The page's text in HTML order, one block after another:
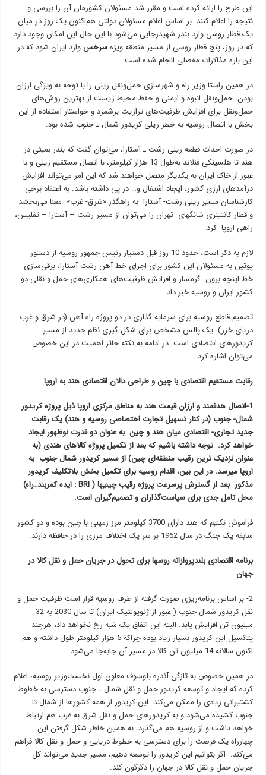
این طرح را ارائه کرده است و مقرر شد مسئولان کشورمان آن را بررسی و
نتیجه را اعلام کنند. بر اساس اعلام مسئولان دولتی هم‌اکنون یک روز در میان
یک قطار روسی وارد بندر شهیدرجایی می‌شود با این حال این امکان وجود دارد
که در روز، پنج قطار روسی از مسیر منطقه ویژهسرخس وارد ایران شود که در
این باره مذاکرات مفصلی انجام شده است.
در همین راستا وزیر راه و شهرسازی حمل‌ونقل ریلی را با توجه به ویژگی ارزان
بودن، حمل‌ونقل انبوه و ایمنی و حفظ محیط زیست از بهترین روش‌های
حمل‌ونقل برای افزایش ظرفیت‌های ترازیت برشمرد و خواستار استفاده از این
بخش با اتصال روسیه به خطر ریلی کریدور شمال ـ جنوب شده بود.
در صورت احداث قطعه ریلی رشت ـ آستارا، می‌توان گفت که بندر بمبئی در
هند تا هلسینکی فنلاند به‌طول 13 هزار کیلومتر، با اتصال مستقیم ریلی و با
عبور از خاک ایران به یکدیگر متصل خواهند شد که این امر می‌تواند افزایش
درآمدهای ارزی کشور، ایجاد اشتغال و… در پی داشته باشد. به اعتقاد برخی
کارشناسان مسیر ریلی رشت- آستارا به راهگذر «شرق- غرب» معنا می‌بخشد
و قطار کانتینری شانگهای- تهران را می‌توان از مسیر رشت – آستارا – تفلیس،
راهی اروپا کرد.
لازم به ذکر است، حدود 10 روز قبل دستیار رئیس جمهور روسیه از دستور
پوتین به مسئولان این کشور برای اجرای خط آهن رشت-آستارا، برقی‌سازی
خط اینچه برون- گرمسار و افزایش ظرفیت‌های همکاری‌های حمل و نقلی دو
کشور ایران و روسیه خبر داد.
تصمیم قاطع روسیه برای سرمایه گذاری در دو پروژه راه آهن (در شرق و غرب
دریای خزر) یک پالس مشخص برای شکل گیری نظم جدید از مسیر
کریدورهای اقتصادی است. در ادامه به نکته حائز اهمیت در این خصوص
می‌توان اشاره کرد.
رقابت مستقیم اقتصادی با چین و طراحی دالان اقتصادی هند به اروپا
1-اتصال هدفمند و ارزان قیمت هند به مناطق مرکزی اروپا ذیل پروژه کریدور
شمال- جنوب (در کنار تسهیل تجارت اختصاصی روسیه و هند) یک رقابت
جدید تجاری- اقتصادی میان هند و چین به عنوان دو قدرت نوظهور ایجاد
خواهد کرد.توجه داشته باشیم که بعد از تکمیل پروژه کالاهای هندی (به
عنوان نزدیک ترین رقیب منطقه‌ای چین) از مسیر کریدور شمال جنوب به
اروپا میرسد. در این بین، اقدام روسیه برای تکمیل بخش بلاتکلیف کریدور
مذکور بعد از گسترش پرسرعت پروژه رقیب چینیها ( BRI : ایده کمربند_راه)
محل تامل جدی برای سیاست‌گذاران و تصمیم‌گیران است.
فراموش نکنیم که هند دارای 3700 کیلومتر مرز زمینی با چین بوده و دو کشور
سابقه یک جنگ در سال 1962 بر سر یک اختلاف مرزی را در حافظه دارند.
برنامه‌ اقتصادی بلندپروازانه روسها برای تحول در جریان حمل و نقل کالا در
جهان
2- بر اساس برنامه‌ریزی صورت گرفته از طرف روسیه قرار است ظرفیت حمل و
نقل کریدور شمال جنوب ( عبور از ژئوپولتیک ایران) تا سال 2030 به 32
میلیون تن افزایش یابد. البته این اتفاق یک شبه رخ نخواهد داد، هرچند
پتانسیل این کریدور بسیار زیاد بوده چراکه 5 هزار کیلومتر طول داشته و هم
اکنون سالانه 14 میلیون تن کالا در مسیر‌ آن جابه‌جا می‌شود.
در همین خصوص به تازگی آندره بلوسوف معاون اول نخست‌وزیر روسیه، اعلام
کرده که ایجاد و توسعه کریدور حمل و نقل شمال ـ جنوب دسترسی به خطوط
کشتیرانی زیادی را ممکن می‌کند. این کریدور از همه کشورها از شمال تا
جنوب کشیده می‌شود و به کریدورهای حمل و نقل شرق به غرب هم ارتباط
خواهد داشت و از روسیه هم می‌گذرد، به همین خاطر شکل گرفتن این
چهارراه یک فرصت را برای دسترسی به خطوط دریایی و حمل و نقل کالا فراهم
می‌کند. اگر بتوانیم این کریدور را توسعه دهیم، مسیر جدید می‌تواند کل
جریان حمل و نقل کالا در جهان را دگرگون کند.